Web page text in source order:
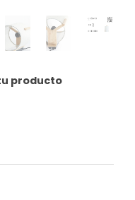
producto